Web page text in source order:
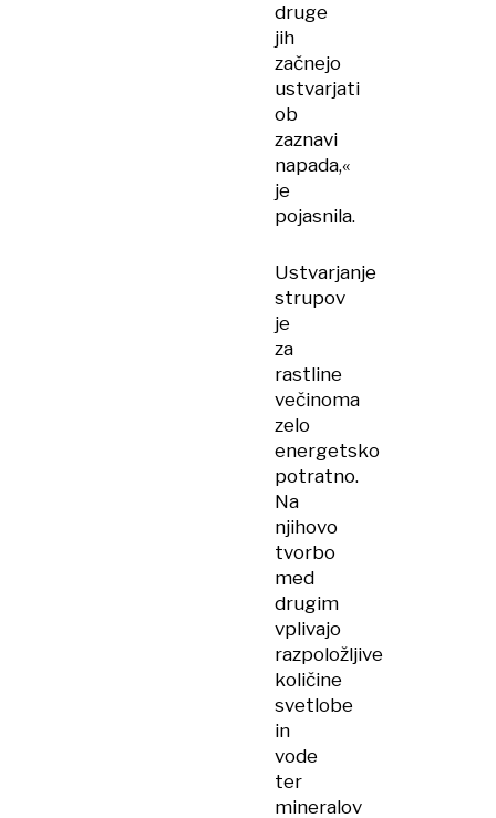
druge
jih
začnejo
ustvarjati
ob
zaznavi
napada,«
je
pojasnila.
Ustvarjanje
strupov
je
za
rastline
večinoma
zelo
energetsko
potratno.
Na
njihovo
tvorbo
med
drugim
vplivajo
razpoložljive
količine
svetlobe
in
vode
ter
mineralov